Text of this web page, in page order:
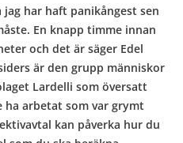
har haft panikångest sen
En knapp timme innan
och det är säger Edel
är den grupp människor
Lardelli som översatt
ha arbetat som var grymt
kan påverka hur du